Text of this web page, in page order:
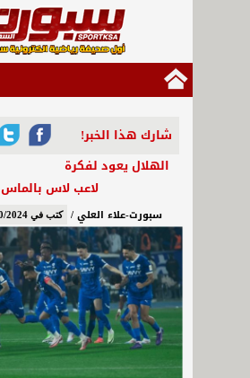
شارك هذا الخبر!
الهلال يعود لفكرة
لاعب لاس بالماس
سبورت-علاء العلي / كتب في 24/10/2024 - 4:51 م